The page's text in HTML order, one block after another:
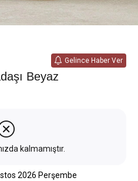
Gelince Haber Ver
Beyaz
kalmamıştır.
2026 Perşembe